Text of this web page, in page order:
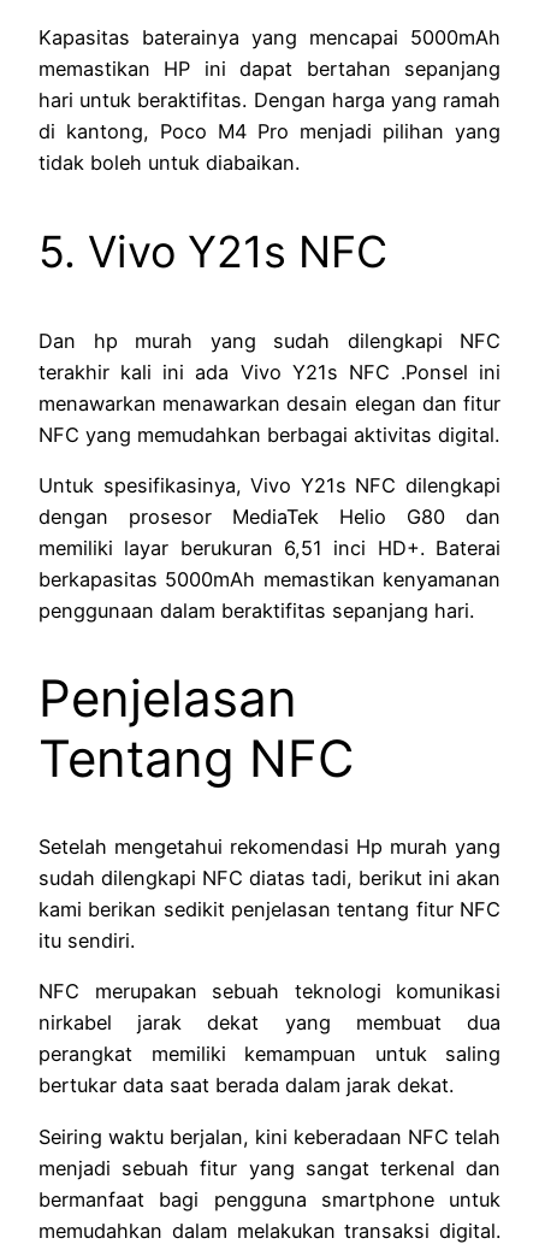
Kapasitas baterainya yang mencapai 5000mAh
memastikan HP ini dapat bertahan sepanjang
hari untuk beraktifitas. Dengan harga yang ramah
di kantong, Poco M4 Pro menjadi pilihan yang
tidak boleh untuk diabaikan.
5. Vivo Y21s NFC
Dan hp murah yang sudah dilengkapi NFC
terakhir kali ini ada Vivo Y21s NFC .Ponsel ini
menawarkan menawarkan desain elegan dan fitur
NFC yang memudahkan berbagai aktivitas digital.
Untuk spesifikasinya, Vivo Y21s NFC dilengkapi
dengan prosesor MediaTek Helio G80 dan
memiliki layar berukuran 6,51 inci HD+. Baterai
berkapasitas 5000mAh memastikan kenyamanan
penggunaan dalam beraktifitas sepanjang hari.
Penjelasan
Tentang NFC
Setelah mengetahui rekomendasi Hp murah yang
sudah dilengkapi NFC diatas tadi, berikut ini akan
kami berikan sedikit penjelasan tentang fitur NFC
itu sendiri.
NFC merupakan sebuah teknologi komunikasi
nirkabel jarak dekat yang membuat dua
perangkat memiliki kemampuan untuk saling
bertukar data saat berada dalam jarak dekat.
Seiring waktu berjalan, kini keberadaan NFC telah
menjadi sebuah fitur yang sangat terkenal dan
bermanfaat bagi pengguna smartphone untuk
memudahkan dalam melakukan transaksi digital.